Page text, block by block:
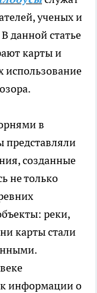
ученых и
данной статье
карты и
использование
в
представляли
созданные
не только
реки,
карты стали
к информации о